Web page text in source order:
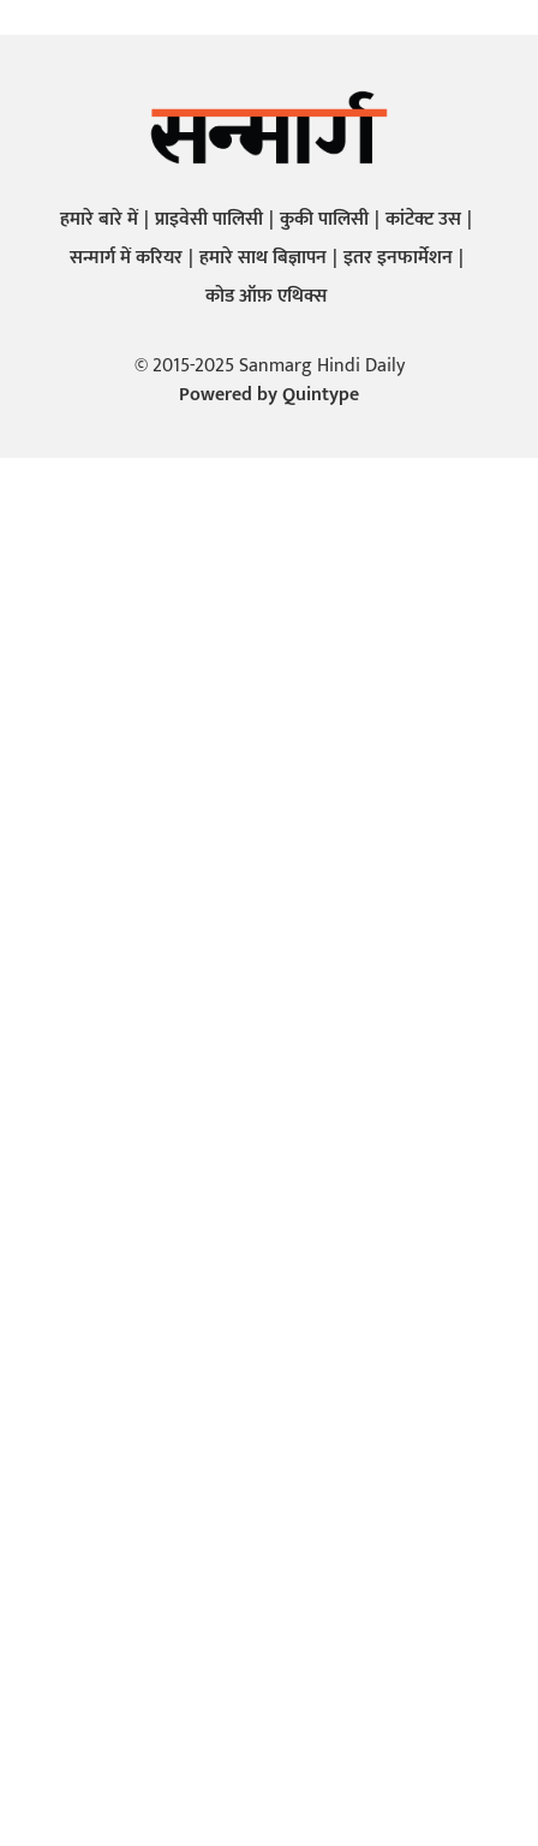
हमारे बारे में प्राइवेसी पालिसी कुकी पालिसी कांटेक्ट उस
सन्मार्ग में करियर हमारे साथ बिज्ञापन इतर इनफार्मेशन
कोड ऑफ़ एथिक्स
© 2015-2025 Sanmarg Hindi Daily
Powered byQuintype